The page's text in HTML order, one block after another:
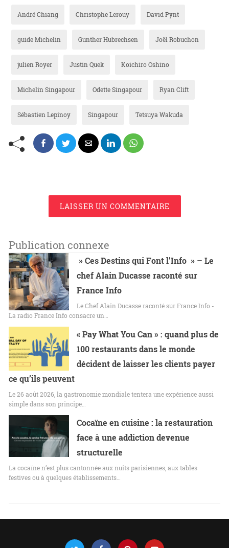
André Chiang Christophe Lerouy David Pynt
guide Michelin Gunther Hubrechsen Joël Robuchon
julien Royer Justin Quek Koichiro Oshino
Michelin Singapour Odette Singapour Ryan Clift
Sébastien Lepinoy Singapour Tetsuya Wakuda
LAISSER UN COMMENTAIRE
Publication connexe
» Ces Destins qui Font l’Info » – Le
chef Alain Ducasse raconté sur
France Info
Le Chef Alain Ducasse raconté sur France Info -
La radio France Info consacre un…
« Pay What You Can » : quand plus de
100 restaurants dans le monde
décident de laisser les clients payer
ce qu’ils peuvent
Le 26 août 2026, la gastronomie mondiale tentera une expérience aussi
simple dans son principe…
Cocaïne en cuisine : la restauration
face à une addiction devenue
structurelle
La cocaïne n’est plus cantonnée aux nuits parisiennes, aux tables
festives ou à quelques établissements…